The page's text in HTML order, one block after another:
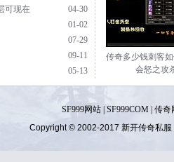
04-30
可现在
01-02
07-29
09-11
05-13
传奇多少钱刺客
会怒之攻
SF999网站 SF999COM 传奇
Copyright © 2002-2017 新开传奇私服